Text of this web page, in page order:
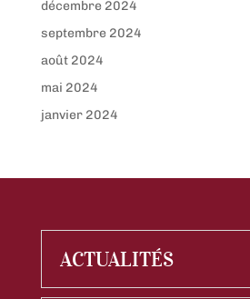
décembre 2024
septembre 2024
août 2024
mai 2024
janvier 2024
ACTUALITÉS